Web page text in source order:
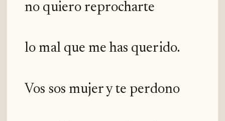
no quiero reprocharte
lo mal que me has querido.
Vos sos mujer y te perdono